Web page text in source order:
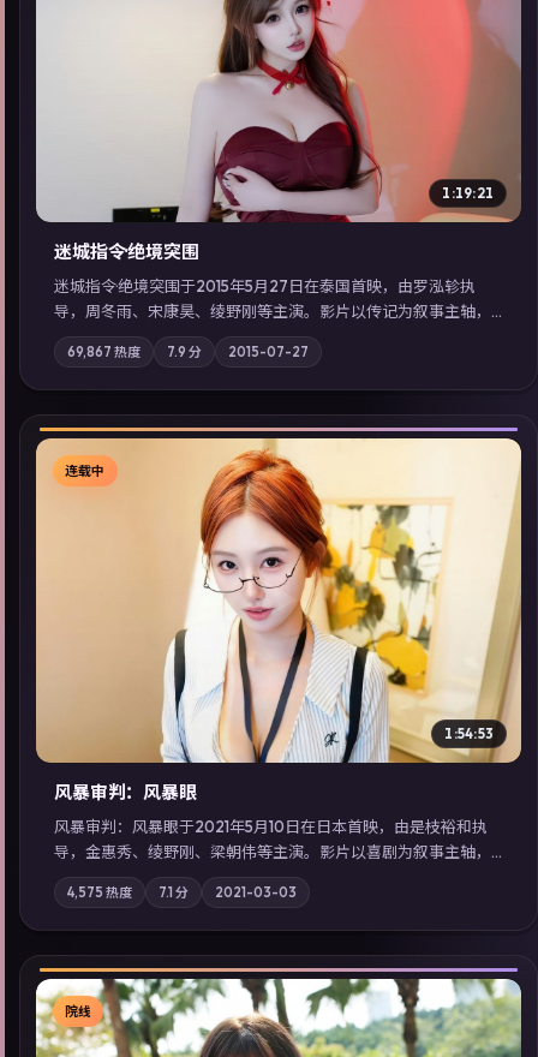
▶
1:19:21
迷城指令·绝境突围
迷城指令·绝境突围于2015年5月27日在泰国首映，由罗泓轸执
导，周冬雨、宋康昊、绫野刚等主演。影片以传记为叙事主轴，
记忆碎片重组后，主角发现自己从未活过“真实”的一天；摄影与
配乐强化地域气质；站内亦可通过「国产免费观看高清电视剧在
线看」延展检索同类型高分佳作，畅享高清在线追剧体验。
69,867 热度 7.9 分 2015-07-27
▶
连载中
1:54:53
风暴审判：风暴眼
风暴审判：风暴眼于2021年5月10日在日本首映，由是枝裕和执
导，金惠秀、绫野刚、梁朝伟等主演。影片以喜剧为叙事主轴，
边境小镇的平静被一封匿名信彻底打破；摄影与配乐强化地域气
质；站内亦可通过「国产免费观看高清电视剧在线看」延展检索
同类型高分佳作，畅享高清在线追剧体验。
4,575 热度 7.1分 2021-03-03
院线